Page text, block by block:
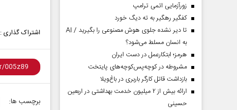
اشتراک گذاری :
برچسب ها:
زورآزمایی اتمی ترامپ
کفگیر رهگیر به ته دیگ خورد
تا دیر نشده جلوی هوش مصنوعی را بگیرید / AI
به انسان مسلط می‌شود؟
هرمز؛ ابتکارعمل در دست ایران
مشروطه در کوچه‌پس‌کوچه‌های پایتخت
بازداشت قاتل کارگر باربری در باغ‌ویلا
ارائه بیش از ۲ میلیون خدمت بهداشتی در اربعین
حسینی